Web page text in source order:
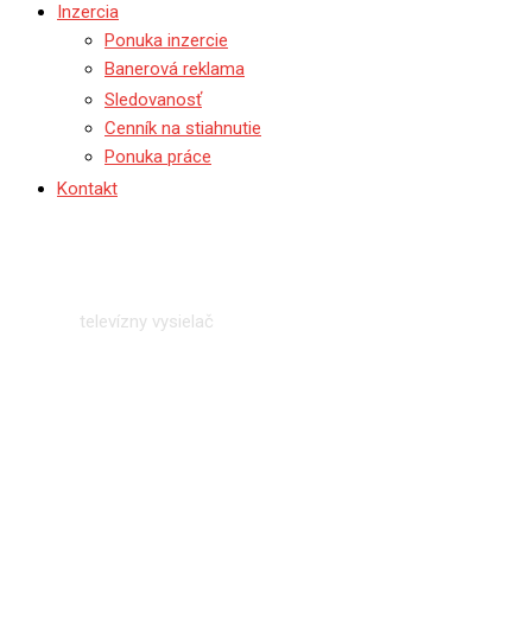
Inzercia
Ponuka inzercie
Banerová reklama
Sledovanosť
Cenník na stiahnutie
Ponuka práce
Kontakt
televízny vysielač